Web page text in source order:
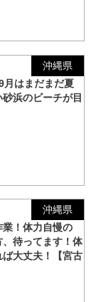
沖縄県
月はまだまだ夏
浜のビーチが目
沖縄県
業！体力自慢の
待ってます！体
大丈夫！【宮古